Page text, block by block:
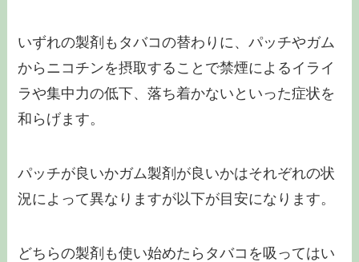
いずれの製剤もタバコの替わりに、パッチやガム
からニコチンを摂取することで禁煙によるイライ
ラや集中力の低下、落ち着かないといった症状を
和らげます。
パッチが良いかガム製剤が良いかはそれぞれの状
況によって異なりますが以下が目安になります。
どちらの製剤も使い始めたらタバコを吸ってはい